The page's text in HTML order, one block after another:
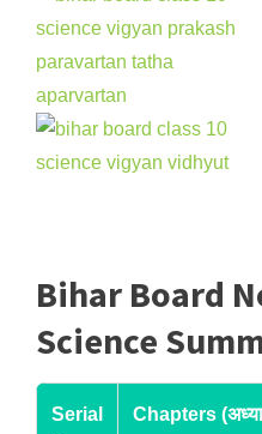
Bihar Board
Science
Serial
Chapters